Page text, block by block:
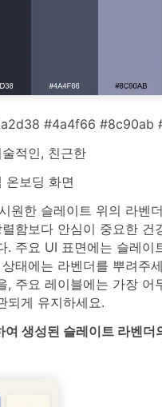
#4a4f66 #8c90ab
적인, 친근한
온보딩 화면
원한 슬레이트 위의 라벤
함보다 안심이 중요한 건
. 주요 UI 표면에는 슬레이
태에는 라벤더를 뿌려주
, 주요 레이블에는 가장 어
되게 유지하세요.
생성된 슬레이트 라벤더